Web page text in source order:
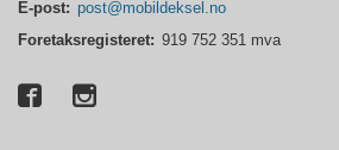
E-post: post@mobildeksel.no
Foretaksregisteret: 919 752 351 mva